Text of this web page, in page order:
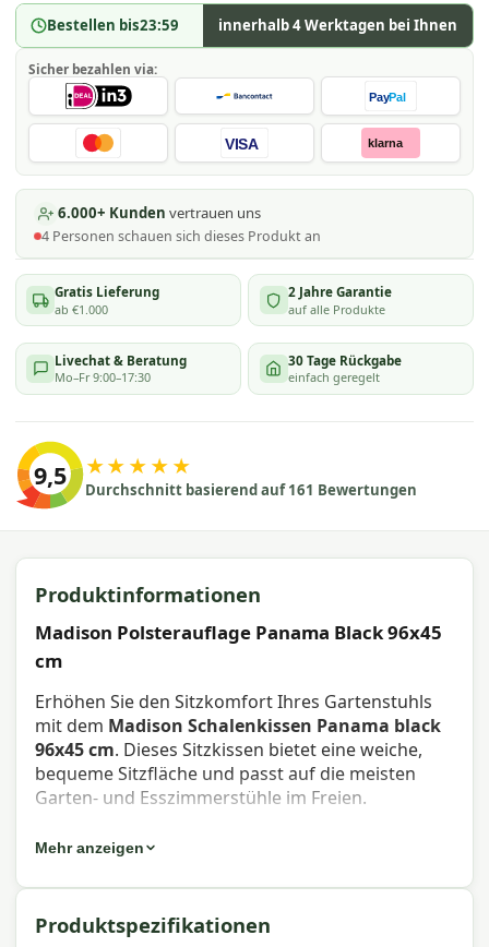
Bestellen bis23:59 innerhalb 4 Werktagen bei Ihnen
Sicher bezahlen via:
PayPal
VISA klarna
6.000+ Kunden vertrauen uns
4 Personen schauen sich dieses Produkt an
Gratis Lieferung
ab €1.000
2 Jahre Garantie
auf alle Produkte
Livechat & Beratung
Mo–Fr 9:00–17:30
30 Tage Rückgabe
einfach geregelt
9,5 ★★★★★
Durchschnitt basierend auf 161 Bewertungen
Produktinformationen
Madison Polsterauflage Panama Black 96x45
cm
Erhöhen Sie den Sitzkomfort Ihres Gartenstuhls
mit dem Madison Schalenkissen Panama black
96x45 cm. Dieses Sitzkissen bietet eine weiche,
bequeme Sitzfläche und passt auf die meisten
Garten- und Esszimmerstühle im Freien.
Eigenschaften Madison
Schalenkissen Panama black 96x45
cm
Mehr anzeigen
Produktspezifikationen